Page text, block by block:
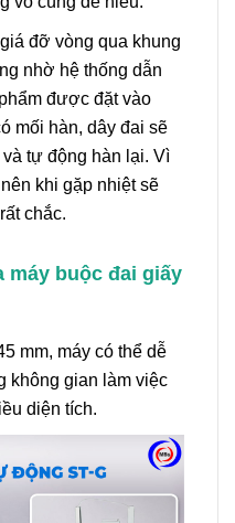
đỡ vòng qua khung
nhờ hệ thống dẫn
được đặt vào
mối hàn, dây đai sẽ
tự động hàn lại. Vì
khi gặp nhiệt sẽ
chắc.
máy buộc đai giấy
mm, máy có thể dễ
không gian làm việc
diện tích.